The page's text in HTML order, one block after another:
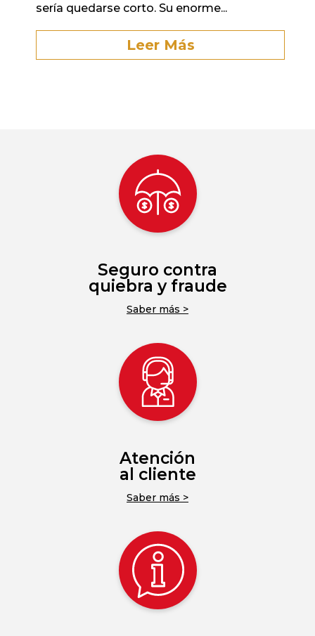
sería quedarse corto. Su enorme...
Leer Más
Seguro contra
quiebra y fraude
Saber más >
Atención
al cliente
Saber más >